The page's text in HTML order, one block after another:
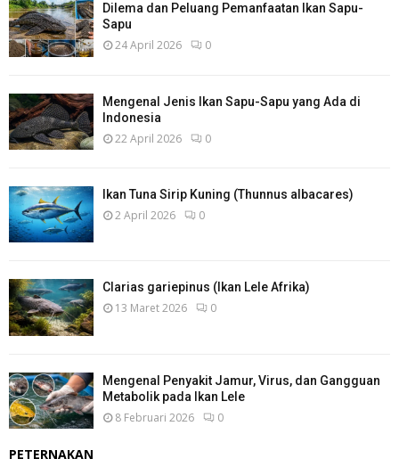
Dilema dan Peluang Pemanfaatan Ikan Sapu-
Sapu
24 April 2026 0
Mengenal Jenis Ikan Sapu-Sapu yang Ada di
Indonesia
22 April 2026 0
Ikan Tuna Sirip Kuning (Thunnus albacares)
2 April 2026 0
Clarias gariepinus (Ikan Lele Afrika)
13 Maret 2026 0
Mengenal Penyakit Jamur, Virus, dan Gangguan
Metabolik pada Ikan Lele
8 Februari 2026 0
PETERNAKAN